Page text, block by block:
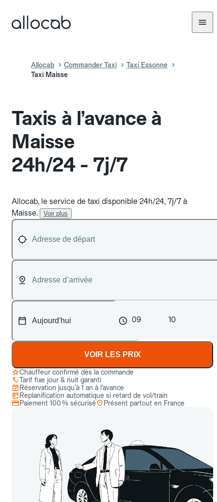
Allocab Commander Taxi
Taxi Essonne
Taxi Maisse
Taxis à l’avance à
Maisse
24h/24 - 7j/7
Allocab, le service de taxi disponible 24h/24, 7j/7 à
Maisse.
Voir plus
09 10
VOIR LES PRIX
Chauffeur confirmé dès la commande
Tarif fixe jour & nuit garanti
Réservation jusqu’à 1 an à l’avance
Replanification automatique si retard de vol/train
Paiement 100 % sécurisé
Présent partout en France